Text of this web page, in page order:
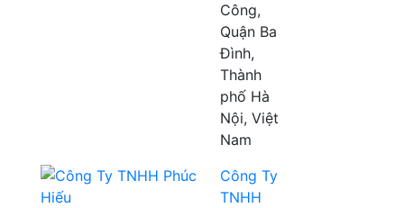
Công,
Quận Ba
Đình,
Thành
phố Hà
Nội, Việt
Nam
Công Ty
TNHH